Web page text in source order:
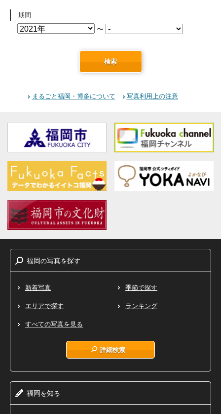
期間
〜
検索
まるごと福岡・博多について 写真利用上の注意
福岡の写真を探す
新着写真 季節で探す
エリアで探す ランキング
すべての写真を見る
詳細検索
福岡を知る